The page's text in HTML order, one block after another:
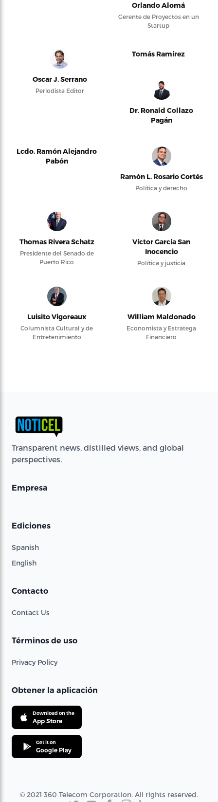
Orlando Alomá
Gerente de Proyectos en un
Startup
Oscar J. Serrano
Periodista Editor
Tomás Ramírez
Dr. Ronald Collazo
Pagán
Lcdo. Ramón Alejandro
Pabón
Ramón L. Rosario Cortés
Política y derecho
Thomas Rivera Schatz
Presidente del Senado de
Puerto Rico
Víctor García San
Inocencio
Política y justicia
Luisito Vigoreaux
Columnista Cultural y de
Entretenimiento
William Maldonado
Economista y Estratega
Financiero
Transparent news, distilled views, and global
perspectives.
Empresa
Ediciones
Spanish
English
Contacto
Contact Us
Términos de uso
Privacy Policy
Obtener la aplicación
Download on the
App Store
Get it on
Google Play
© 2021 360 Telecom Corporation. All rights reserved.